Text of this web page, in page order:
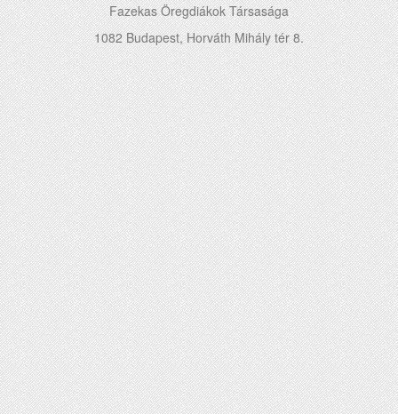
Fazekas Öregdiákok Társasága
1082 Budapest, Horváth Mihály tér 8.